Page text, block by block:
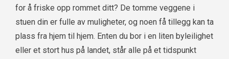
for å friske opp rommet ditt? De tomme veggene i
stuen din er fulle av muligheter, og noen få tillegg kan ta
plass fra hjem til hjem. Enten du bor i en liten byleilighet
eller et stort hus på landet, står alle på et tidspunkt